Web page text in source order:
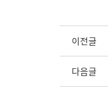
이전글
다음글